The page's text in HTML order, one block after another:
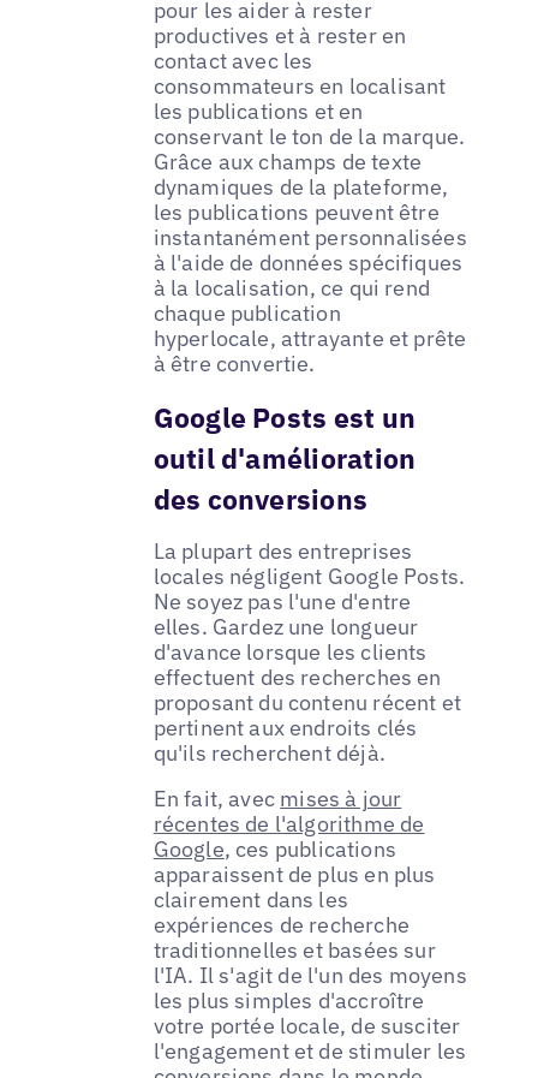
pour les aider à rester
productives et à rester en
contact avec les
consommateurs en localisant
les publications et en
conservant le ton de la marque.
Grâce aux champs de texte
dynamiques de la plateforme,
les publications peuvent être
instantanément personnalisées
à l'aide de données spécifiques
à la localisation, ce qui rend
chaque publication
hyperlocale, attrayante et prête
à être convertie.
Google Posts est un
outil d'amélioration
des conversions
La plupart des entreprises
locales négligent Google Posts.
Ne soyez pas l'une d'entre
elles. Gardez une longueur
d'avance lorsque les clients
effectuent des recherches en
proposant du contenu récent et
pertinent aux endroits clés
qu'ils recherchent déjà.
En fait, avec mises à jour
récentes de l'algorithme de
Google, ces publications
apparaissent de plus en plus
clairement dans les
expériences de recherche
traditionnelles et basées sur
l'IA. Il s'agit de l'un des moyens
les plus simples d'accroître
votre portée locale, de susciter
l'engagement et de stimuler les